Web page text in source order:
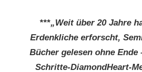
***„Weit über 20 Jahre
Erdenkliche erforscht,
Bücher gelesen ohne Ende
Schritte-DiamondHeart-